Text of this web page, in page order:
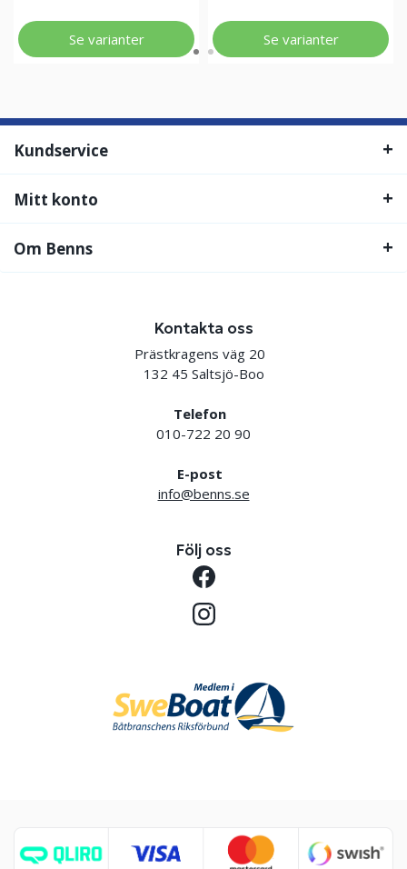
Se varianter Se varianter
Kundservice
Mitt konto
Om Benns
Kontakta oss
Prästkragens väg 20
132 45 Saltsjö-Boo
Telefon
010-722 20 90
E-post
info@benns.se
Följ oss